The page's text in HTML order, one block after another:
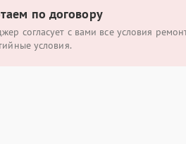
по договору
согласует с вами все условия
условия.